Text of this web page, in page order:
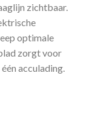
zichtbaar.
optimale
zorgt voor
acculading.